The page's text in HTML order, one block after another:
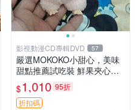
影視動漫CD專輯DVD 57
嚴選MOKOKO小甜心，美味
甜點推薦試吃裝 鮮果夾心糖
果，甜蜜滋味享不停 薄荷草
莓 奶油心 60粒 mini小甜心糖
果，水果味夾心零食裝 心形
$1,010 95折
折扣碼